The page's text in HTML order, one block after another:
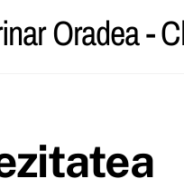
Oradea -